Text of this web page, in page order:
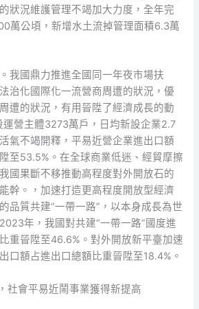
狀況維護管理不竭加大力度，全年完
萬公頃，新增水土流掉管理面積6.3萬
我國鼎力推進全國同一年夜市場扶
治化國際化一流營商周遭的狀況，優
遭的狀況，有用晉陞了經濟成長的動
營主體3273萬戶，日均新設企業2.7
氣不竭開釋，平易近營企業進出口額
至53.5%。在全球商業低迷、經貿摩擦
國果斷不移推動高程度對外開放石的
幹。，加速打造更高程度開放型經濟
品質共建“一帶一路”，以本身成長為世
年，我國對共建“一帶一路”國度進
重晉陞至46.6%。對外開放新平臺加速
口額占進出口總額比重晉陞至18.4%。
社會平易近鬧事業獲得新提高